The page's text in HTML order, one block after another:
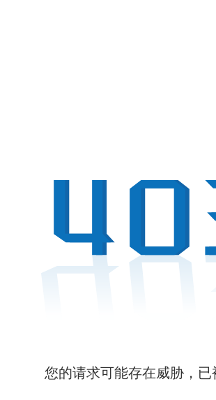
您的请求可能存在威胁，已